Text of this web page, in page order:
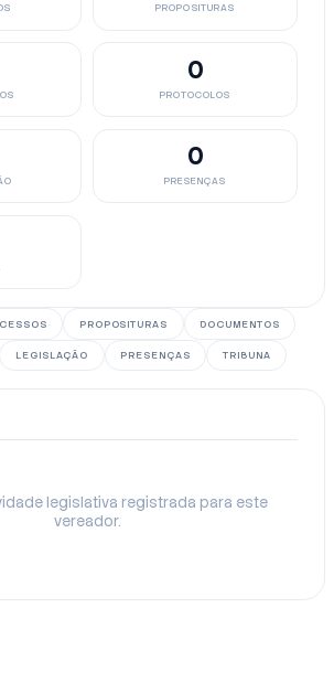
PROPOSITURAS
0
PROTOCOLOS
0
PRESENÇAS
PROPOSITURAS DOCUMENTOS
LEGISLAÇÃO PRESENÇAS TRIBUNA
legislativa registrada para este
vereador.